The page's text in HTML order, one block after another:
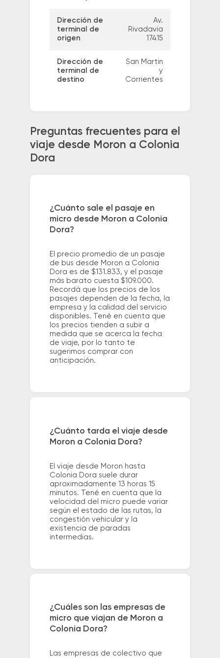
Dirección de
terminal de
origen
Av.
Rivadavia
17415
Dirección de
terminal de
destino
San Martin
y
Corrientes
Preguntas frecuentes para el
viaje desde Moron a Colonia
Dora
¿Cuánto sale el pasaje en
micro desde Moron a Colonia
Dora?
El precio promedio de un pasaje
de bus desde Moron a Colonia
Dora es de $131.833, y el pasaje
más barato cuesta $109.000.
Recordá que los precios de los
pasajes dependen de la fecha, la
empresa y la calidad del servicio
disponibles. Tené en cuenta que
los precios tienden a subir a
medida que se acerca la fecha
de viaje, por lo tanto te
sugerimos comprar con
anticipación.
¿Cuánto tarda el viaje desde
Moron a Colonia Dora?
El viaje desde Moron hasta
Colonia Dora suele durar
aproximadamente 13 horas 15
minutos. Tené en cuenta que la
velocidad del micro puede variar
según el estado de las rutas, la
congestión vehicular y la
existencia de paradas
intermedias.
¿Cuáles son las empresas de
micro que viajan de Moron a
Colonia Dora?
Las empresas de colectivo que